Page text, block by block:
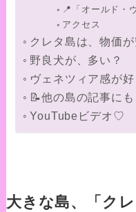
📍「オールド・
アクセス
クレタ島は、物価が
野良犬が、多い？
ヴェネツィア感が
📝他の島の記事に
YouTubeビデオ♡
大きな島、「クレ